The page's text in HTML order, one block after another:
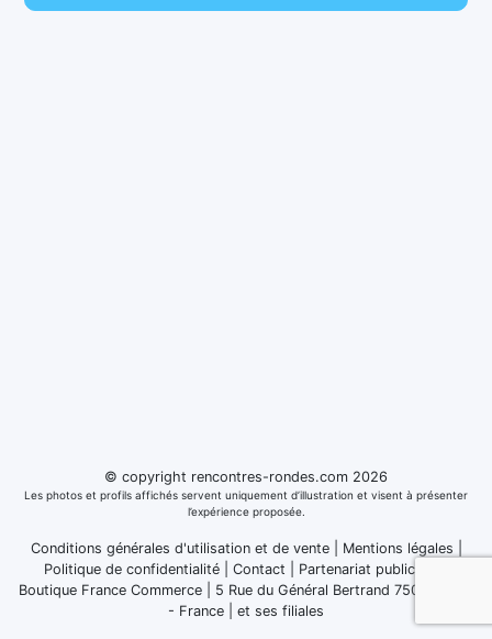
© copyright rencontres-rondes.com 2026
Les photos et profils affichés servent uniquement d’illustration et visent à présenter
l’expérience proposée.
Conditions générales d'utilisation et de vente| Mentions légales
Politique de confidentialité
Contact
Partenariat publicitaire
Boutique France Commerce | 5 Rue du Général Bertrand 75007 Paris
- France
et ses filiales